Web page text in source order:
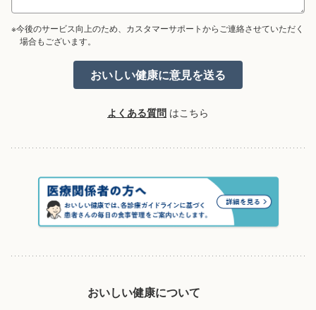
※今後のサービス向上のため、カスタマーサポートからご連絡させていただく
場合もございます。
よくある質問 はこちら
おいしい健康について